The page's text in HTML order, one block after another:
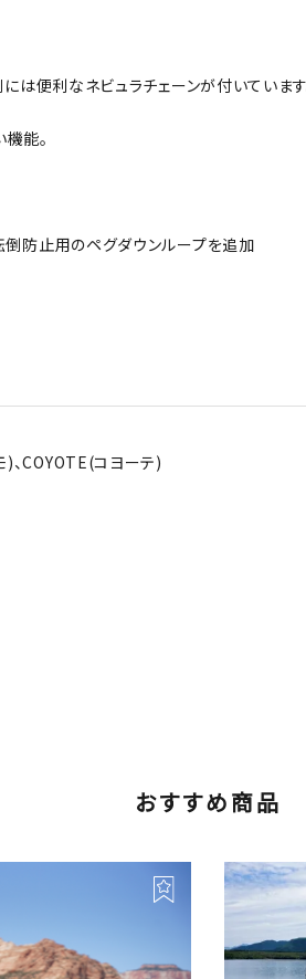
は便利なネビュラチェーンが付いています
能。
倒防止用のペグダウンループを追加
、COYOTE(コヨーテ)
おすすめ商品